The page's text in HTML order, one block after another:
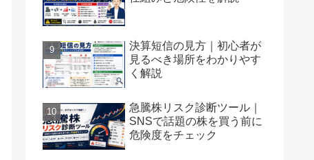
決算短信の見方｜初心者が
見るべき場所をわかりやす
く解説
急騰株リスク診断ツール｜
SNSで話題の株を買う前に
危険度をチェック